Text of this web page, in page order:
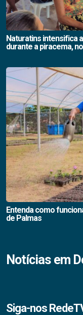
Naturatins intensifica
durante a piracema,
Entenda como
de Palmas
Notícias em
Siga-nos